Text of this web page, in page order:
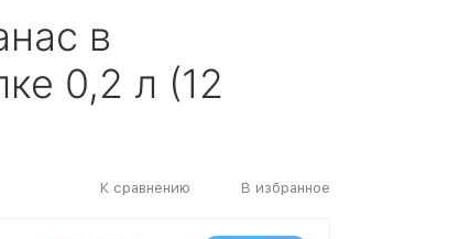
в
0,2 л (12
К сравнению В избранное